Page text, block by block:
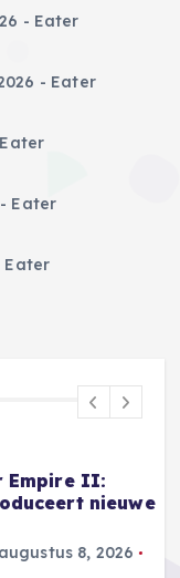
- Eater
- Eater
- Eater
Eater
II:
nieuwe
8, 2026